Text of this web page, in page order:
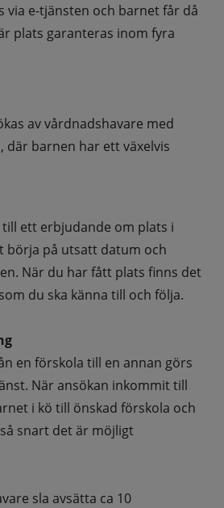
via e-tjänsten och barnet får då
plats garanteras inom fyra
av vårdnadshavare med
där barnen har ett växelvis
ett erbjudande om plats i
börja på utsatt datum och
När du har fått plats finns det
du ska känna till och följa.
en förskola till en annan görs
När ansökan inkommit till
i kö till önskad förskola och
snart det är möjligt
sla avsätta ca 10